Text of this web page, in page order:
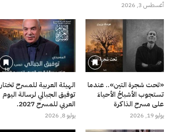
أغسطس 3, 2026
«تحت شجرة التين».. عندما
تستجوب الأشباحُ الأحياءَ
على مسرح الذاكرة
يوليو 19, 2026
الهيئة العربية للمسرح تختار
توفيق الجبالي لرسالة اليوم
العربي للمسرح 2027.
يوليو 8, 2026